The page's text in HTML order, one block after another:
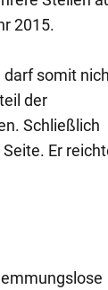
2015.
darf somit
der
Schließlich
Er